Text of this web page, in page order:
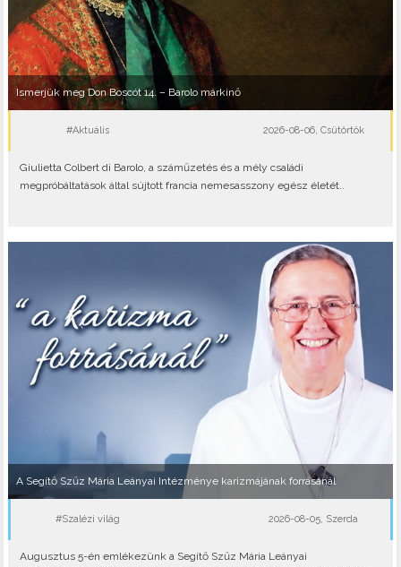
Ismerjük meg Don Boscót 14. – Barolo márkinő
#Aktuális 2026-08-06, Csütörtök
Giulietta Colbert di Barolo, a száműzetés és a mély családi
megpróbáltatások által sújtott francia nemesasszony egész életét..
A Segítő Szűz Mária Leányai Intézménye karizmájának forrásánál
#Szalézi világ 2026-08-05, Szerda
Augusztus 5-én emlékezünk a Segítő Szűz Mária Leányai